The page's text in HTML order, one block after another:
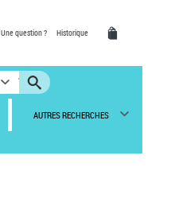
Une question ? Historique
AUTRES RECHERCHES